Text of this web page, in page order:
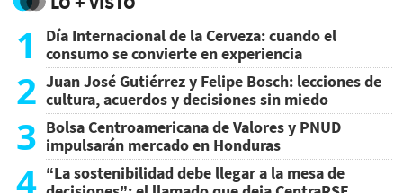
1
Día Internacional de la Cerveza: cuando el
consumo se convierte en experiencia
2 Juan José Gutiérrez y Felipe Bosch: lecciones de
cultura, acuerdos y decisiones sin miedo
3 Bolsa Centroamericana de Valores y PNUD
impulsarán mercado en Honduras
4 “La sostenibilidad debe llegar a la mesa de